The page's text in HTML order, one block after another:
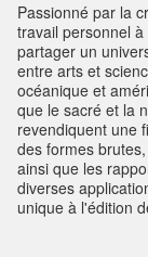
Passionné par la
travail personnel
partager un
entre arts et
océanique et
que le sacré et la
revendiquent une
des formes
ainsi que les
diverses
unique à l'édition